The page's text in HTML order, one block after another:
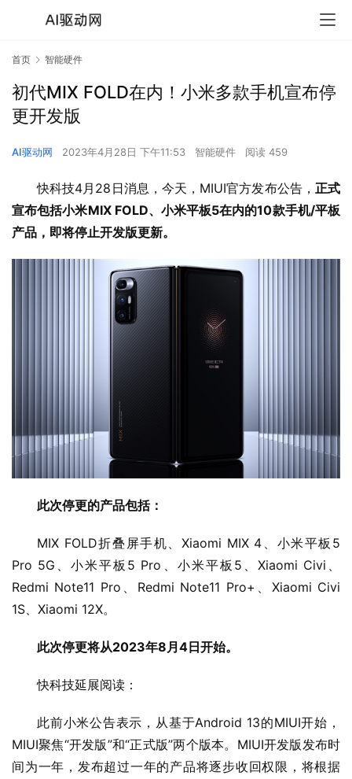
首页 智能硬件
初代MIX FOLD在内！小米多款手机宣布停
更开发版
AI驱动网 2023年4月28日 下午11:53 智能硬件 阅读 459
快科技4月28日消息，今天，MIUI官方发布公告， 正式
宣布包括小米MIX FOLD、小米平板5在内的10款手机/平板
产品，即将停止开发版更新。
此次停更的产品包括：
MIX FOLD折叠屏手机、Xiaomi MIX 4、小米平板5
Pro 5G、小米平板5 Pro、小米平板5、Xiaomi Civi、
Redmi Note11 Pro、Redmi Note11 Pro+、Xiaomi Civi
1S、Xiaomi 12X。
此次停更将从2023年8月4日开始。
快科技延展阅读：
此前小米公告表示，从基于Android 13的MIUI开始，
MIUI聚焦“开发版”和“正式版”两个版本。MIUI开发版发布时
间为一年，发布超过一年的产品将逐步收回权限，将根据